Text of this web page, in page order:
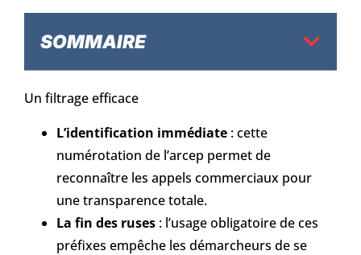
SOMMAIRE
Un filtrage efficace
L’identification immédiate : cette
numérotation de l’arcep permet de
reconnaître les appels commerciaux pour
une transparence totale.
La fin des ruses : l’usage obligatoire de ces
préfixes empêche les démarcheurs de se